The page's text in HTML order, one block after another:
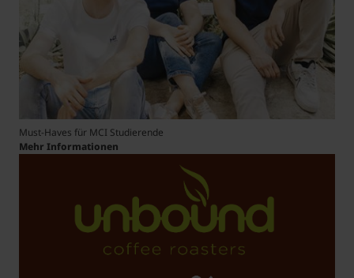
Must-Haves für MCI Studierende
Mehr Informationen